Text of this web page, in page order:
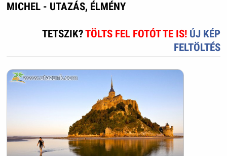
MICHEL - UTAZÁS, ÉLMÉNY
TETSZIK?TÖLTS FEL FOTÓT TE IS! ÚJ KÉP
FELTÖLTÉS